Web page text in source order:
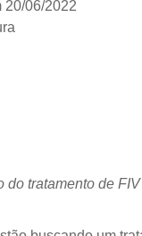
20/06/2022
do tratamento de